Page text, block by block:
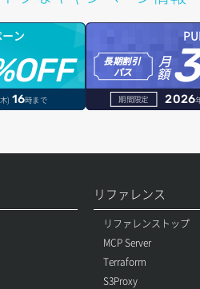
ン
) 16時まで
長期割引
パス
月
額
期間限定 2026
リファレンス
リファレンストップ
MCP Server
Terraform
S3Proxy